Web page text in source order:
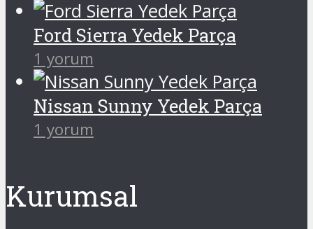
Ford Sierra Yedek Parça
1 yorum
Nissan Sunny Yedek Parça
1 yorum
Kurumsal